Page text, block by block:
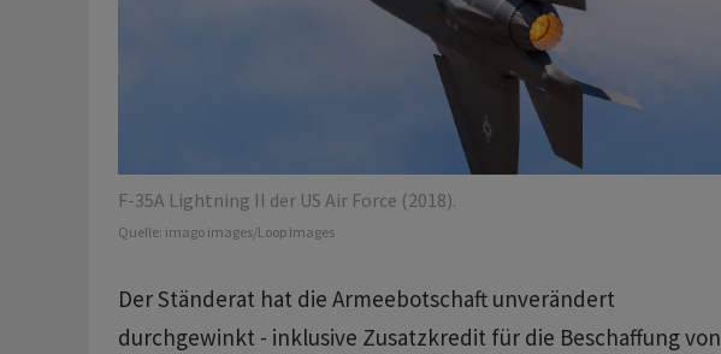
F-35A Lightning II der US Air Force (2018).
Quelle: imago images/Loop Images
Der Ständerat hat die Armeebotschaft unverändert
durchgewinkt - inklusive Zusatzkredit für die Beschaffung von